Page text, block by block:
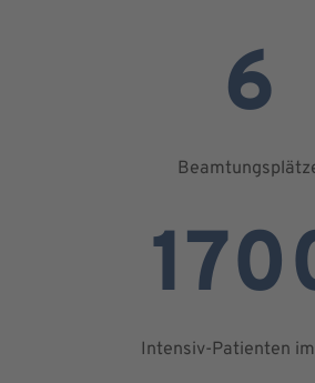
6
Intensiv-Patienten